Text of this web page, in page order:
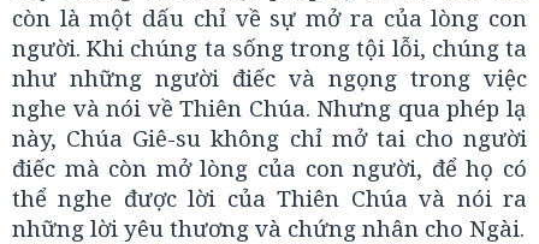
còn là một dấu chỉ về sự mở ra của lòng con
người. Khi chúng ta sống trong tội lỗi, chúng ta
như những người điếc và ngọng trong việc
nghe và nói về Thiên Chúa. Nhưng qua phép lạ
này, Chúa Giê-su không chỉ mở tai cho người
điếc mà còn mở lòng của con người, để họ có
thể nghe được lời của Thiên Chúa và nói ra
những lời yêu thương và chứng nhân cho Ngài.